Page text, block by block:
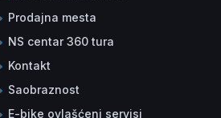
Prodajna mesta
NS centar 360 tura
Kontakt
Saobraznost
E-bike ovlašćeni servisi